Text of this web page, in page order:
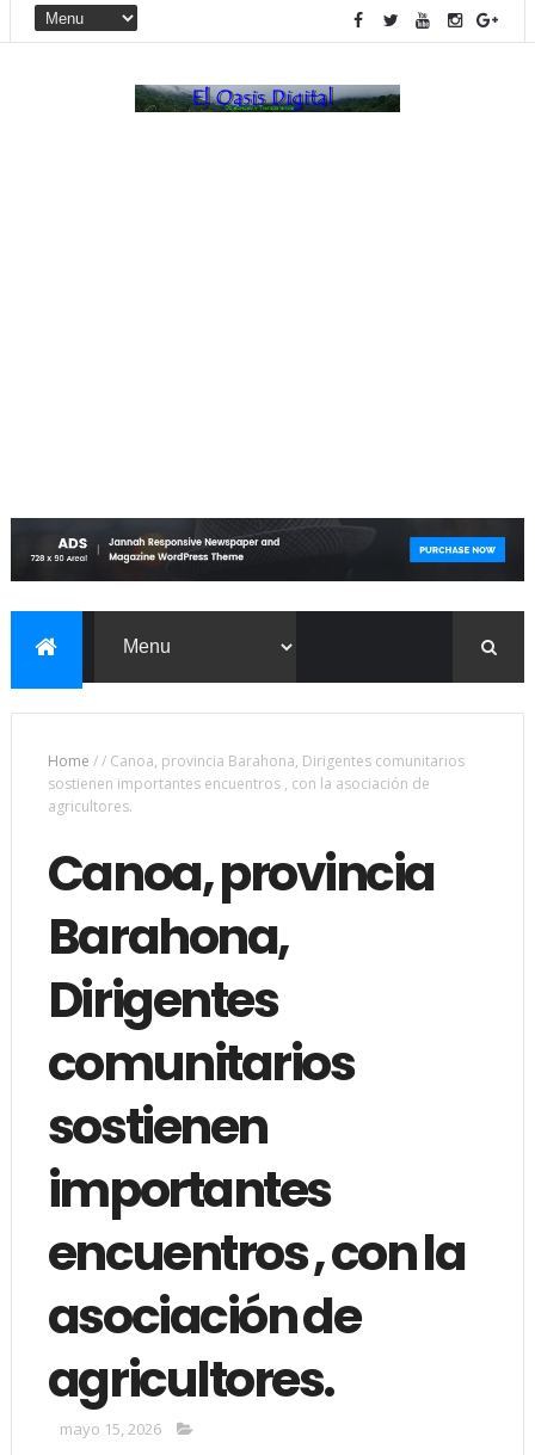
Home // Canoa, provincia Barahona, Dirigentes comunitarios
sostienen importantes encuentros , con la asociación de
agricultores.
Canoa, provincia
Barahona,
Dirigentes
comunitarios
sostienen
importantes
encuentros , con la
asociación de
agricultores.
mayo 15, 2026